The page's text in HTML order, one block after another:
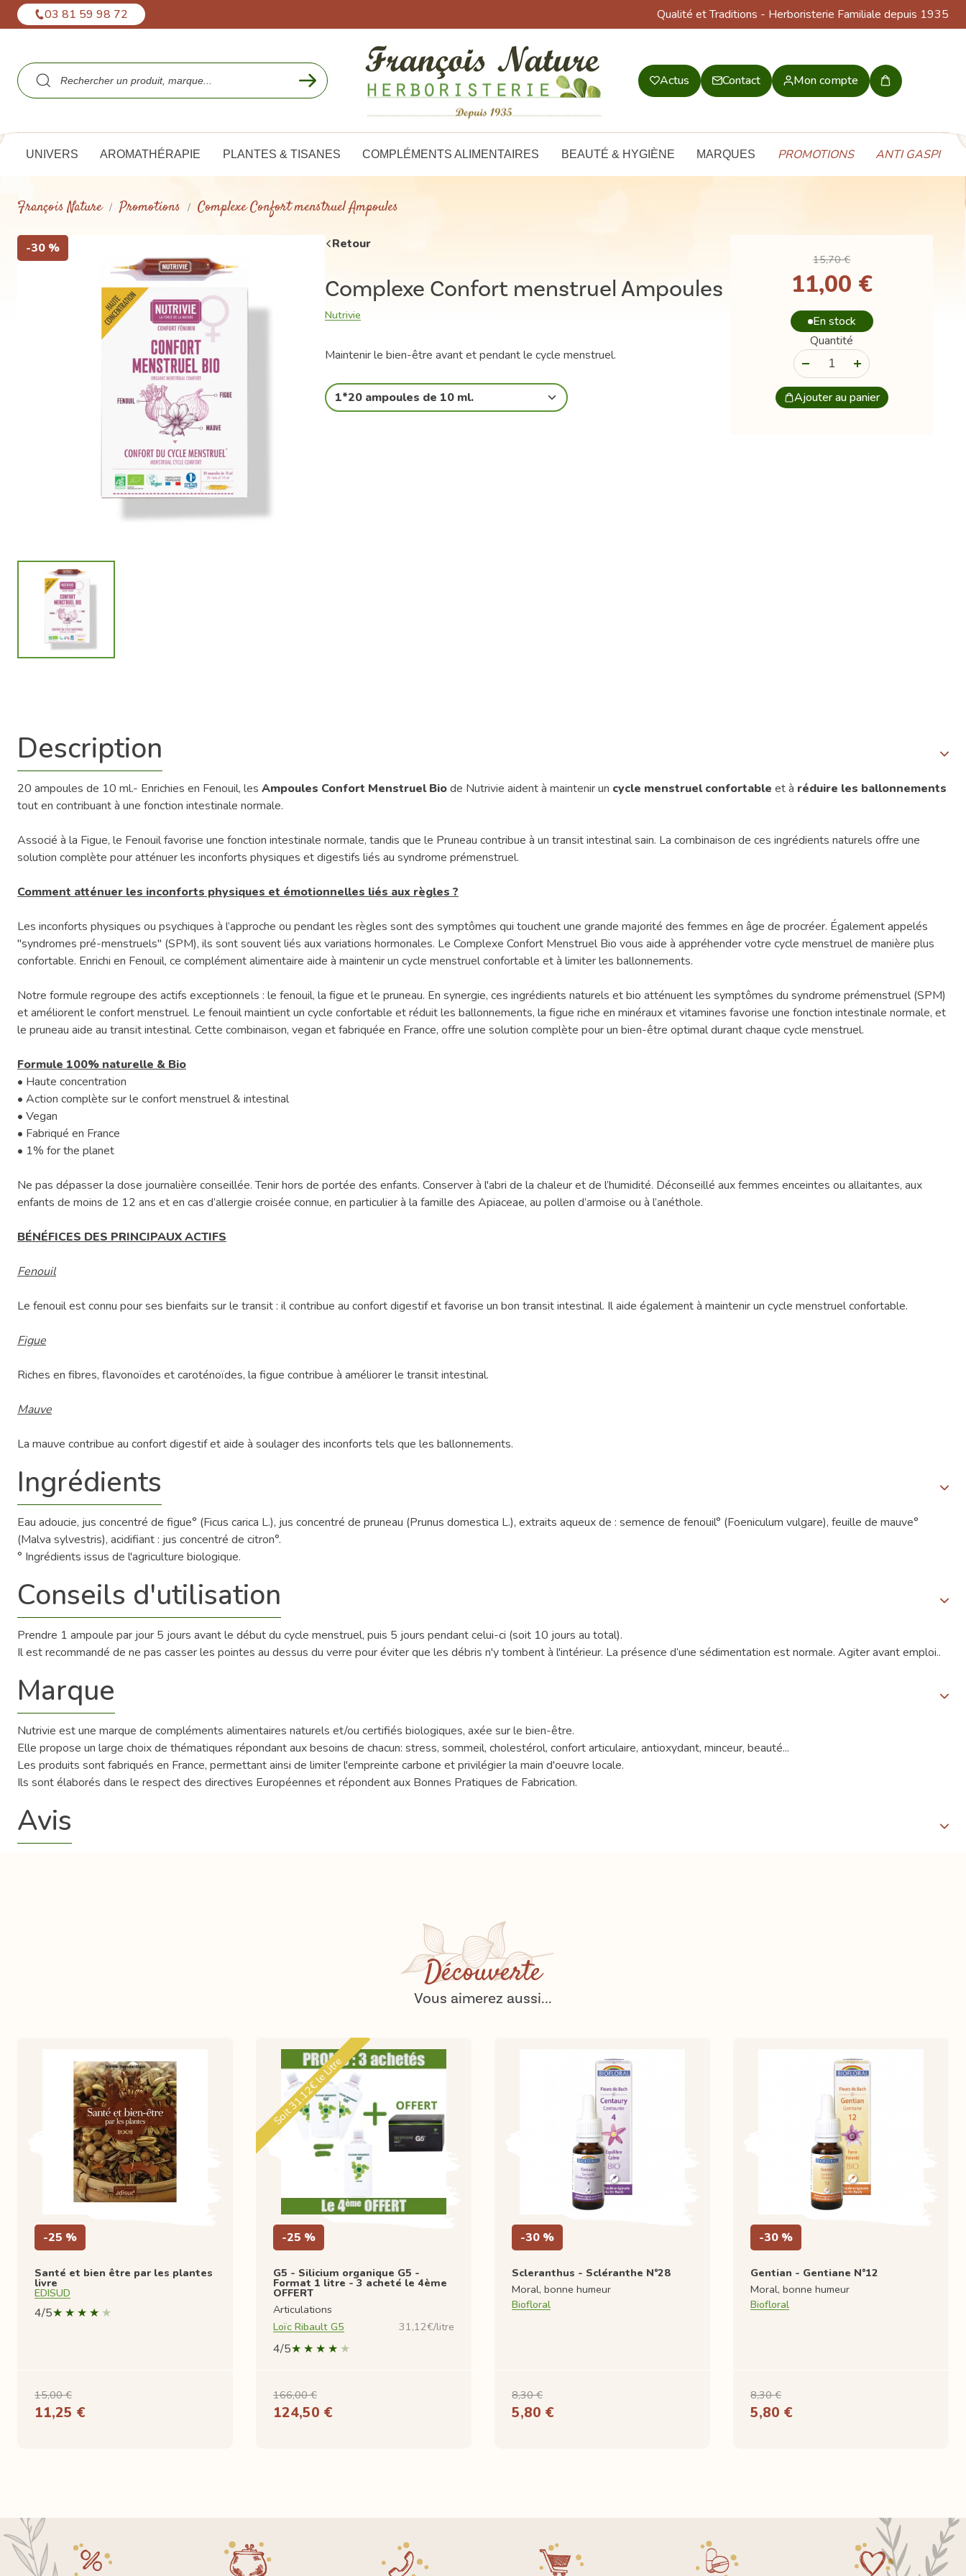
03 81 59 98 72 Qualité et Traditions - Herboristerie Familiale depuis 1935
Actus Contact Mon compte
Mon
UNIVERS AROMATHÉRAPIE PLANTES & TISANES COMPLÉMENTS ALIMENTAIRES BEAUTÉ & HYGIÈNE MARQUES PROMOTIONS ANTI GASPI
François Nature Promotions Complexe Confort menstruel Ampoules
-30 % Retour
Complexe Confort menstruel Ampoules
Nutrivie
Maintenir le bien-être avant et pendant le cycle menstruel.
1*20 ampoules de 10 ml.
15,70 €
11,00 €
En stock
Quantité
Ajouter au panier
Description
20 ampoules de 10 ml.- Enrichies en Fenouil, les Ampoules Confort Menstruel Biode Nutrivie aident à maintenir un cycle menstruel confortable et à réduire les ballonnements
tout en contribuant à une fonction intestinale normale.
Associé à la Figue, le Fenouil favorise une fonction intestinale normale, tandis que le Pruneau contribue à un transit intestinal sain. La combinaison de ces ingrédients naturels offre une
solution complète pour atténuer les inconforts physiques et digestifs liés au syndrome prémenstruel.
Comment atténuer les inconforts physiques et émotionnelles liés aux règles ?
Les inconforts physiques ou psychiques à l’approche ou pendant les règles sont des symptômes qui touchent une grande majorité des femmes en âge de procréer. Également appelés
"syndromes pré-menstruels" (SPM), ils sont souvent liés aux variations hormonales. Le Complexe Confort Menstruel Bio vous aide à appréhender votre cycle menstruel de manière plus
confortable. Enrichi en Fenouil, ce complément alimentaire aide à maintenir un cycle menstruel confortable et à limiter les ballonnements.
Notre formule regroupe des actifs exceptionnels : le fenouil, la figue et le pruneau. En synergie, ces ingrédients naturels et bio atténuent les symptômes du syndrome prémenstruel (SPM)
et améliorent le confort menstruel. Le fenouil maintient un cycle confortable et réduit les ballonnements, la figue riche en minéraux et vitamines favorise une fonction intestinale normale, et
le pruneau aide au transit intestinal. Cette combinaison, vegan et fabriquée en France, offre une solution complète pour un bien-être optimal durant chaque cycle menstruel.
Formule 100% naturelle & Bio
• Haute concentration
• Action complète sur le confort menstruel & intestinal
• Vegan
• Fabriqué en France
• 1% for the planet
Ne pas dépasser la dose journalière conseillée. Tenir hors de portée des enfants. Conserver à l'abri de la chaleur et de l’humidité. Déconseillé aux femmes enceintes ou allaitantes, aux
enfants de moins de 12 ans et en cas d’allergie croisée connue, en particulier à la famille des Apiaceae, au pollen d’armoise ou à l’anéthole.
BÉNÉFICES DES PRINCIPAUX ACTIFS
Fenouil
Le fenouil est connu pour ses bienfaits sur le transit : il contribue au confort digestif et favorise un bon transit intestinal. Il aide également à maintenir un cycle menstruel confortable.
Figue
Riches en fibres, flavonoïdes et caroténoïdes, la figue contribue à améliorer le transit intestinal.
Mauve
La mauve contribue au confort digestif et aide à soulager des inconforts tels que les ballonnements.
Ingrédients
Eau adoucie, jus concentré de figue° (Ficus carica L.), jus concentré de pruneau (Prunus domestica L.), extraits aqueux de : semence de fenouil° (Foeniculum vulgare), feuille de mauve°
(Malva sylvestris), acidifiant : jus concentré de citron°.
° Ingrédients issus de l'agriculture biologique.
Conseils d'utilisation
Prendre 1 ampoule par jour 5 jours avant le début du cycle menstruel, puis 5 jours pendant celui-ci (soit 10 jours au total).
Il est recommandé de ne pas casser les pointes au dessus du verre pour éviter que les débris n'y tombent à l'intérieur. La présence d’une sédimentation est normale. Agiter avant emploi..
Marque
Nutrivie est une marque de compléments alimentaires naturels et/ou certifiés biologiques, axée sur le bien-être.
Elle propose un large choix de thématiques répondant aux besoins de chacun: stress, sommeil, cholestérol, confort articulaire, antioxydant, minceur, beauté...
Les produits sont fabriqués en France, permettant ainsi de limiter l'empreinte carbone et privilégier la main d'oeuvre locale.
Ils sont élaborés dans le respect des directives Européennes et répondent aux Bonnes Pratiques de Fabrication.
Avis
Découverte
Vous aimerez aussi...
-25 %
Santé et bien être par les plantes
livre
EDISUD
4/5
15,00 €
11,25 €
-25 %
Soit 31.12€ le Litre
G5 - Silicium organique G5 -
Format 1 litre - 3 acheté le 4ème
OFFERT
Articulations
Loïc Ribault G5
31,12€/litre
4/5
166,00 €
124,50 €
-30 %
Scleranthus - Scléranthe N°28
Moral, bonne humeur
Biofloral
8,30 €
5,80 €
-30 %
Gentian - Gentiane N°12
Moral, bonne humeur
Biofloral
8,30 €
5,80 €
Panneau de gestion des cookies